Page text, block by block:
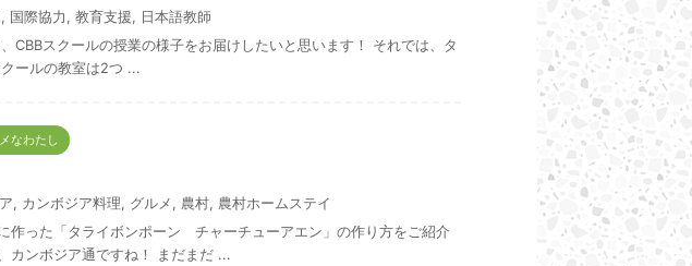
, 国際協力 , 教育支援, 日本語教師
CBBスクールの授業の様子をお届けしたいと思います！ それでは、タ
ールの教室は2つ ...
なわたし
, カンボジア料理, グルメ , 農村, 農村ホームステイ
作った「タライボンポーン チャーチューアエン」の作り方をご紹介
カンボジア通ですね！ まだまだ ...